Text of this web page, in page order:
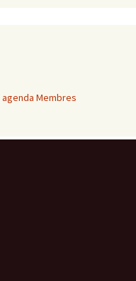
agenda Membres